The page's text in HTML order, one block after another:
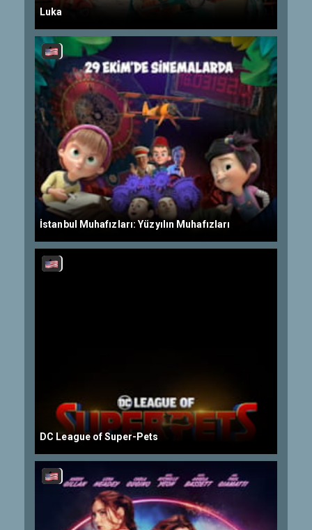
Luka
İstanbul Muhafızları: Yüzyılın Muhafızları
DC League of Super-Pets